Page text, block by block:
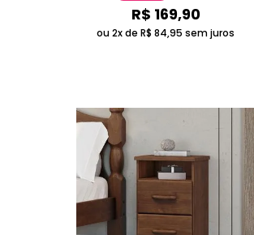
R$ 169,90
ou 2x deR$ 84,95 sem juros